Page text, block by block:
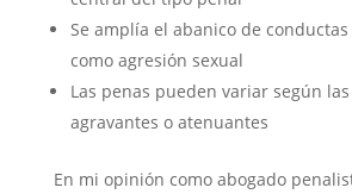
Se amplía el abanico de
como agresión sexual
Las penas pueden variar según
agravantes o atenuantes
En mi opinión como abogado